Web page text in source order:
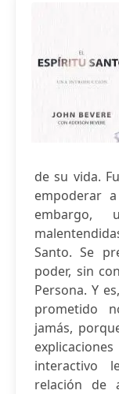
de su vida.
empoderar
Santo. Se
poder, sin
Persona. Y
prometido
jamás,
interactivo
relación de